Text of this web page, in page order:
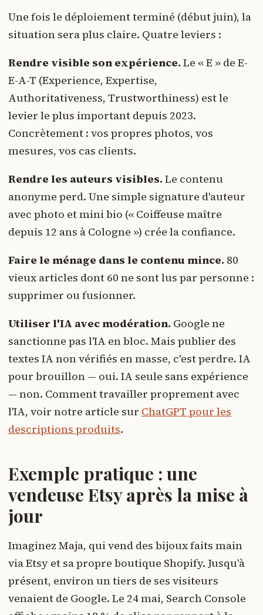
Une fois le déploiement terminé (début juin), la
situation sera plus claire. Quatre leviers :
Rendre visible son expérience. Le « E » de E-
E-A-T (Experience, Expertise,
Authoritativeness, Trustworthiness) est le
levier le plus important depuis 2023.
Concrètement : vos propres photos, vos
mesures, vos cas clients.
Rendre les auteurs visibles. Le contenu
anonyme perd. Une simple signature d'auteur
avec photo et mini bio (« Coiffeuse maître
depuis 12 ans à Cologne ») crée la confiance.
Faire le ménage dans le contenu mince. 80
vieux articles dont 60 ne sont lus par personne :
supprimer ou fusionner.
Utiliser l'IA avec modération. Google ne
sanctionne pas l'IA en bloc. Mais publier des
textes IA non vérifiés en masse, c'est perdre. IA
pour brouillon — oui. IA seule sans expérience
— non. Comment travailler proprement avec
l'IA, voir notre article sur ChatGPT pour les
descriptions produits.
Exemple pratique : une
vendeuse Etsy après la mise à
jour
Imaginez Maja, qui vend des bijoux faits main
via Etsy et sa propre boutique Shopify. Jusqu'à
présent, environ un tiers de ses visiteurs
venaient de Google. Le 24 mai, Search Console